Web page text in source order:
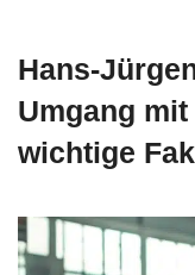
Hans-
Umgang
wichtige